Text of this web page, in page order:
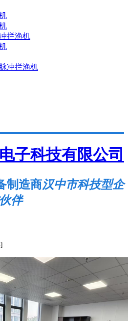
拦渔机
冲拦渔机
制造商汉中市科技型企
伴